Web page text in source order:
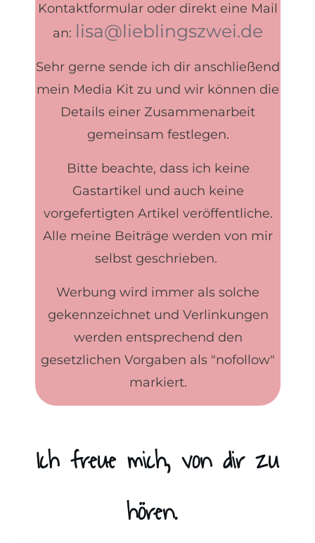
Kontaktformular oder direkt eine Mail
an: lisa@lieblingszwei.de
Sehr gerne sende ich dir anschließend
mein Media Kit zu und wir können die
Details einer Zusammenarbeit
gemeinsam festlegen.
Bitte beachte, dass ich keine
Gastartikel und auch keine
vorgefertigten Artikel veröffentliche.
Alle meine Beiträge werden von mir
selbst geschrieben.
Werbung wird immer als solche
gekennzeichnet und Verlinkungen
werden entsprechend den
gesetzlichen Vorgaben als "nofollow"
markiert.
Ich freue mich, von dir zu
hören.